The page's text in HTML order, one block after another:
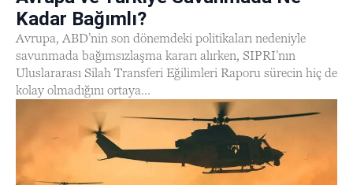
Kadar Bağımlı?
Avrupa, ABD’nin son dönemdeki politikaları nedeniyle
savunmada bağımsızlaşma kararı alırken, SIPRI’nın
Uluslararası Silah Transferi Eğilimleri Raporu sürecin hiç de
kolay olmadığını ortaya...